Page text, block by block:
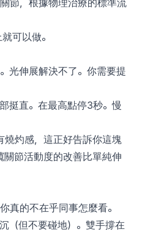
節，根據物理治療的標準流
可以做。
光伸展解決不了。你需要提
挺直。在最高點停3秒。慢
燒灼感，這正好告訴你這塊
節活動度的改善比單純伸
真的不在乎同事怎麼看。
（但不要碰地）。雙手撐在